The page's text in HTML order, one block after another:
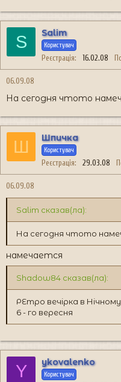
S Salim
Користувач
Реєстрація 16.02.08
06.09.08
На сегодня чтото
Ш Шпичка
Користувач
Реєстрація 29.03.08
06.09.08
Salim сказав(ла):
На сегодня чтото
намечается
Shadow84 сказав(ла):
РЕтро вечірка в Нічному
6 - го вересня
Y ykovalenko
Користувач